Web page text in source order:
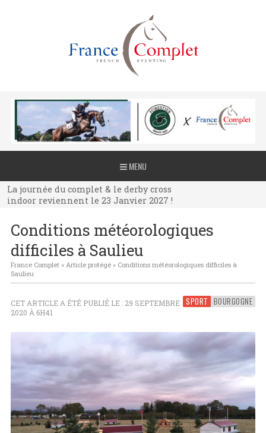
MENU
La journée du complet & le derby cross
indoor reviennent le 23 Janvier 2027 !
La journée du complet & le derby cross
indoor reviennent le 23 Janvier 2027 !
indoor reviennent le 23 Janvier 2027 !
Conditions météorologiques
difficiles à Saulieu
France Complet» Article protégé» Conditions météorologiques difficiles à
Saulieu
SPORT BOURGOGNE
CET ARTICLE A ÉTÉ PUBLIÉ LE : 29 SEPTEMBRE
2020 À 6H41